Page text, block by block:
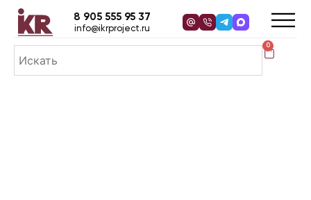
0
8 905 555 95 37
info@ikrproject.ru